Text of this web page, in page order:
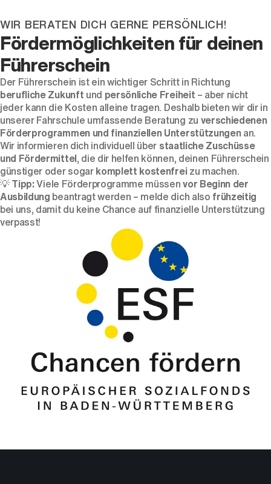
WIR BERATEN DICH GERNE PERSÖNLICH!
Fördermöglichkeiten für deinen
Führerschein
Der Führerschein ist ein wichtiger Schritt in Richtung
berufliche Zukunft und persönliche Freiheit – aber nicht
jeder kann die Kosten alleine tragen. Deshalb bieten wir dir in
unserer Fahrschule umfassende Beratung zu verschiedenen
Förderprogrammen und finanziellen Unterstützungenan.
Wir informieren dich individuell über staatliche Zuschüsse
und Fördermittel, die dir helfen können, deinen Führerschein
günstiger oder sogarkomplett kostenfreizu machen.
💡Tipp:Viele Förderprogramme müssenvor Beginn der
Ausbildung beantragt werden – melde dich also frühzeitig
bei uns, damit du keine Chance auf finanzielle Unterstützung
verpasst!